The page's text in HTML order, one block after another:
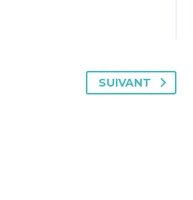
SUIVANT